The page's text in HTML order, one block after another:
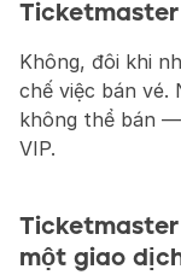
Không, đôi khi
chế việc bán vé.
không thể bán
VIP.
một giao